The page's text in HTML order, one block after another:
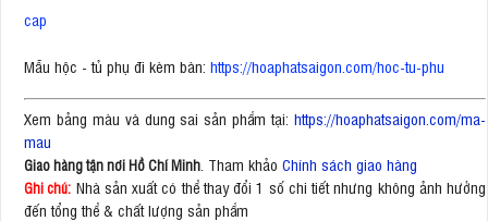
cap
Mẫu hộc - tủ phụ đi kèm bàn: https://hoaphatsaigon.com/hoc-tu-phu
Xem bảng màu và dung sai sản phẩm tại: https://hoaphatsaigon.com/ma-
mau
Giao hàng tận nơi Hồ Chí Minh . Tham khảo Chính sách giao hàng
Ghi chú: Nhà sản xuất có thể thay đổi 1 số chi tiết nhưng không ảnh hưởng
đến tổng thể & chất lượng sản phẩm